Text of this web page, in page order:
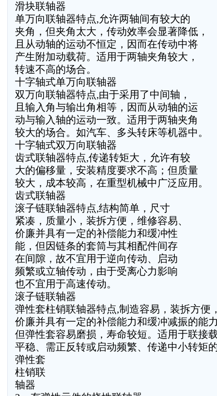
滑块联轴器
单万向联轴器特点,允许两轴间有较大的
夹角，但夹角太大，传动效率会显著降低，
且从动轴的运动不恒定，因而在传动中将
产生附加动载荷。适用于两轴夹角较大，
转速不高的场合。
十字轴式单万向联轴器
双万向联轴器特点,由于采用了中间轴，
且输入角与输出角相等，因而从动轴的运
动与输入轴的运动一致。适用于两轴夹角
较大的场合。如汽车、多头转床等机器中。
十字轴式双万向联轴器
齿式联轴器特点,传递转矩大，允许有较
大的偏移量，安装精度要求不高；但质量
较大，成本较高，在重型机械中广泛应用。
齿式联轴器
滚子链联轴器特点,结构简单，尺寸
紧凑，质量小，装拆方便，维修容易、
价廉并具有一定的补偿能力和缓冲性
能，但因链条的套筒与其相配件间存
在间隙，故不宜用于逆向传动、启动
频繁或立轴传动，由于受离心力影响
也不宜用于高速传动。
滚子链联轴器
弹性套柱销联轴器特点,制造容易，装拆方便
价廉并具有一定的补偿能力和缓冲减振的能
但弹性套容易磨损，寿命较短。适用于联接
平稳、需正反转或启动频繁、传递中小转矩
弹性套
柱销联
轴器